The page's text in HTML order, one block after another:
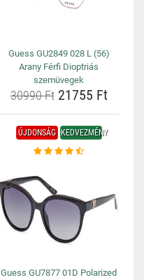
Guess GU2849 028 L (56)
Arany Férfi Dioptriás
szemüvegek
30990 Ft21755 Ft
ÚJDONSÁG KEDVEZMÉNY
Guess GU7877 01D Polarized